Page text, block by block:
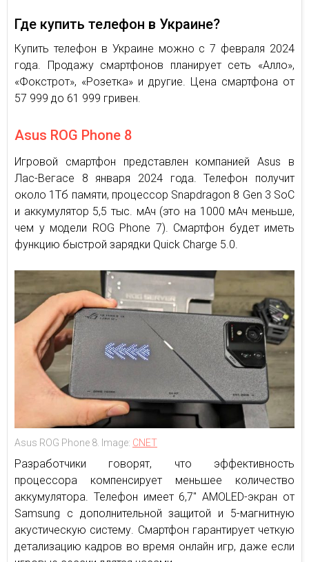
Где купить телефон в Украине?
Купить телефон в Украине можно с 7 февраля 2024
года. Продажу смартфонов планирует сеть «Алло»,
«Фокстрот», «Розетка» и другие. Цена смартфона от
57 999 до 61 999 гривен.
Asus ROG Phone 8
Игровой смартфон представлен компанией Asus в
Лас-Вегасе 8 января 2024 года. Телефон получит
около 1Тб памяти, процессор Snapdragon 8 Gen 3 SoC
и аккумулятор 5,5 тыс. мАч (это на 1000 мАч меньше,
чем у модели ROG Phone 7). Смартфон будет иметь
функцию быстрой зарядки Quick Charge 5.0.
Asus ROG Phone 8. Image: CNET
Разработчики говорят, что эффективность
процессора компенсирует меньшее количество
аккумулятора. Телефон имеет 6,7″ AMOLED-экран от
Samsung с дополнительной защитой и 5-магнитную
акустическую систему. Смартфон гарантирует четкую
детализацию кадров во время онлайн игр, даже если